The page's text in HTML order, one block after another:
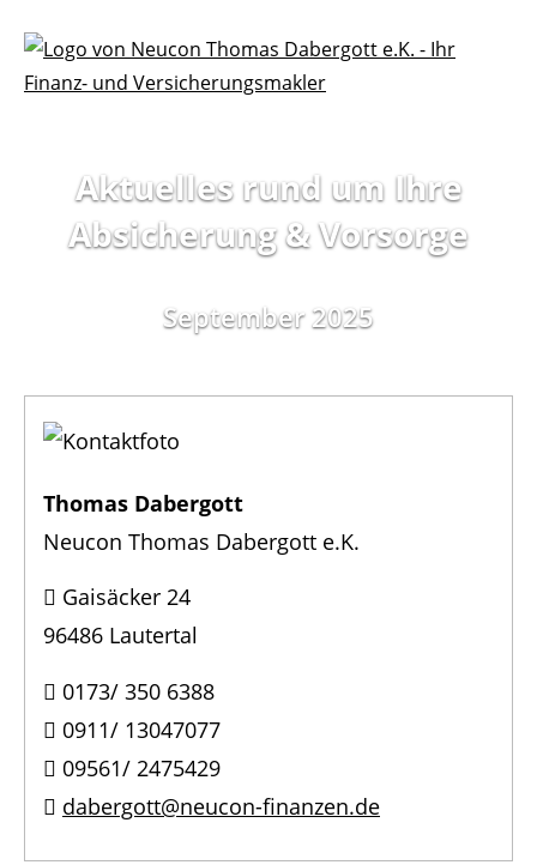
Aktuelles rund um Ihre
Absicherung& Vorsorge
September 2025
Thomas Dabergott
Neucon Thomas Dabergott e.K.
Gaisäcker 24
96486 Lautertal
0173/ 350 6388
0911/ 13047077
09561/ 2475429
dabergott@neucon-finanzen.de